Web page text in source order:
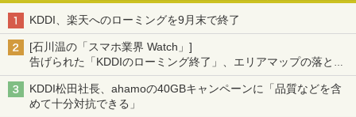
KDDI、楽天へのローミングを9月末で終了
[石川温の「スマホ業界 Watch」]
告げられた「KDDIのローミング終了」、エリアマップの落とし
穴と楽天モバイルの課題
KDDI松田社長、ahamoの40GBキャンペーンに「品質などを含
めて十分対抗できる」